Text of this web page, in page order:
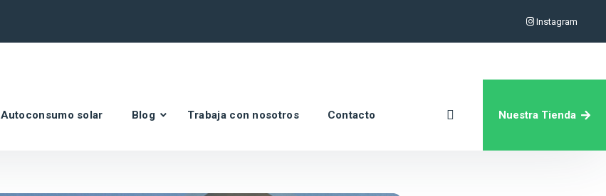
Instagram
Autoconsumo solar Blog Trabaja con nosotros Contacto Nuestra Tienda